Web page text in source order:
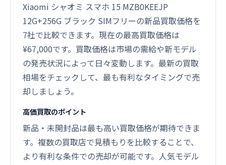
Xiaomi シャオミ スマホ 15 MZB0KEEJP
12G+256G ブラック SIMフリーの新品買取価格を
7社で比較できます。現在の最高買取価格は
¥67,000です。買取価格は市場の需給や新モデル
の発売状況によって日々変動します。最新の買取
相場をチェックして、最も有利なタイミングで売
却しましょう。
高価買取のポイント
新品・未開封品は最も高い買取価格が期待できま
す。複数の買取店で見積もりを比較することで、
より有利な条件での売却が可能です。人気モデル